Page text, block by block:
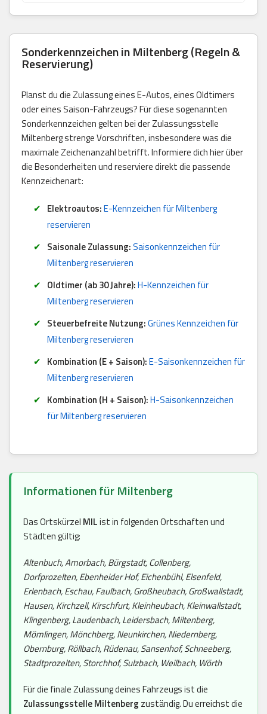
Sonderkennzeichen in Miltenberg (Regeln &
Reservierung)
Planst du die Zulassung eines E-Autos, eines Oldtimers
oder eines Saison-Fahrzeugs? Für diese sogenannten
Sonderkennzeichen gelten bei der Zulassungsstelle
Miltenberg strenge Vorschriften, insbesondere was die
maximale Zeichenanzahl betrifft. Informiere dich hier über
die Besonderheiten und reserviere direkt die passende
Kennzeichenart:
Elektroautos:E-Kennzeichen für Miltenberg
reservieren
Saisonale Zulassung:Saisonkennzeichen für
Miltenberg reservieren
Oldtimer (ab 30 Jahre):H-Kennzeichen für
Miltenberg reservieren
Steuerbefreite Nutzung:Grünes Kennzeichen für
Miltenberg reservieren
Kombination (E + Saison):E-Saisonkennzeichen für
Miltenberg reservieren
Kombination (H + Saison):H-Saisonkennzeichen
für Miltenberg reservieren
Informationen für Miltenberg
Das Ortskürzel MIList in folgenden Ortschaften und
Städten gültig:
Altenbuch, Amorbach, Bürgstadt, Collenberg,
Dorfprozelten, Ebenheider Hof, Eichenbühl, Elsenfeld,
Erlenbach, Eschau, Faulbach, Großheubach, Großwallstadt,
Hausen, Kirchzell, Kirschfurt, Kleinheubach, Kleinwallstadt,
Klingenberg, Laudenbach, Leidersbach, Miltenberg,
Mömlingen, Mönchberg, Neunkirchen, Niedernberg,
Obernburg, Röllbach, Rüdenau, Sansenhof, Schneeberg,
Stadtprozelten, Storchhof, Sulzbach, Weilbach, Wörth
Für die finale Zulassung deines Fahrzeugs ist die
Zulassungsstelle Miltenberg zuständig. Du erreichst die